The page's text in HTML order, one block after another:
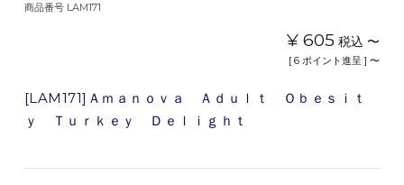
商品番号 LAM171
¥ 605 税込 〜
[ 6 ポイント進呈 ] 〜
[LAM171]Ａｍａｎｏｖａ Ａｄｕｌｔ Ｏｂｅｓｉｔ
ｙ Ｔｕｒｋｅｙ Ｄｅｌｉｇｈｔ